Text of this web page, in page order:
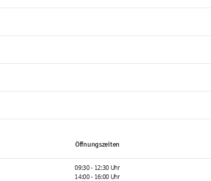
Öffnungszeiten
09:30 - 12:30 Uhr
14:00 - 16:00 Uhr